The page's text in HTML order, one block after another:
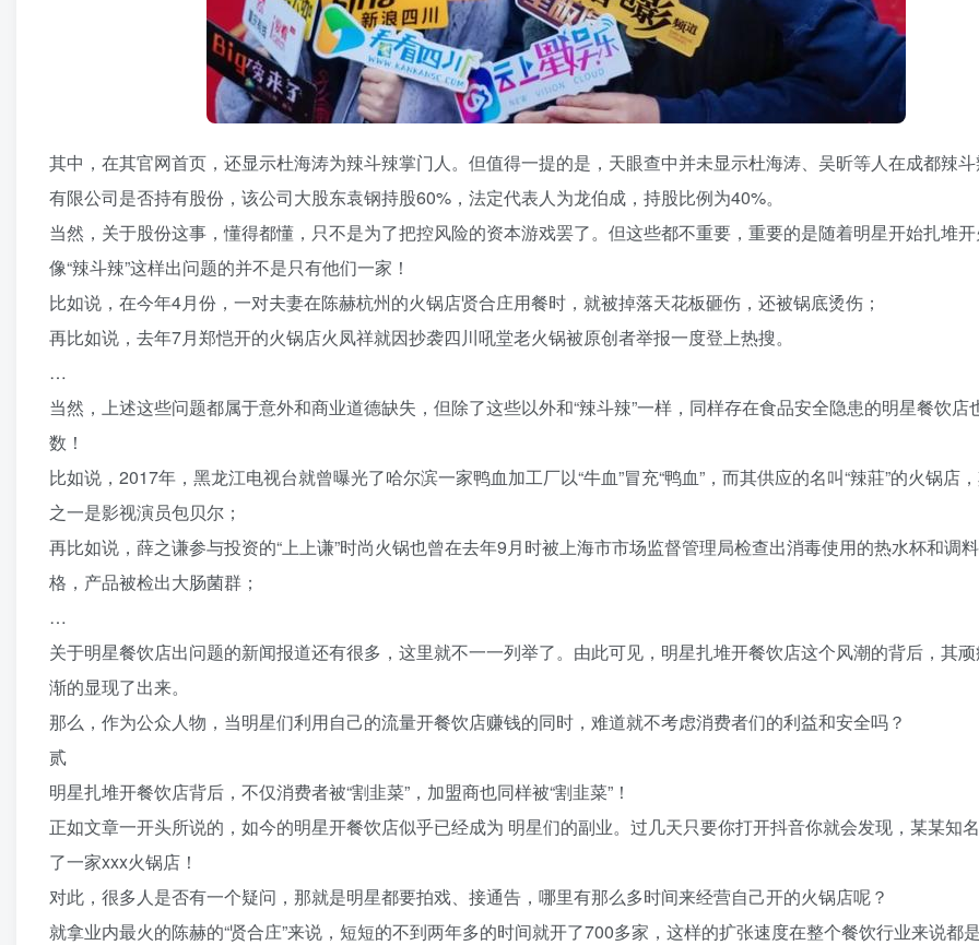
其中，在其官网首页，还显示杜海涛为辣斗辣掌门人。但值得一提的是，天眼查中并未显示杜海涛、吴昕等人在成都辣
有限公司是否持有股份，该公司大股东袁钢持股60%，法定代表人为龙伯成，持股比例为40%。
当然，关于股份这事，懂得都懂，只不是为了把控风险的资本游戏罢了。但这些都不重要，重要的是随着明星开始扎堆开
像“辣斗辣”这样出问题的并不是只有他们一家！
比如说，在今年4月份，一对夫妻在陈赫杭州的火锅店贤合庄用餐时，就被掉落天花板砸伤，还被锅底烫伤；
再比如说，去年7月郑恺开的火锅店火凤祥就因抄袭四川吼堂老火锅被原创者举报一度登上热搜。
…
当然，上述这些问题都属于意外和商业道德缺失，但除了这些以外和“辣斗辣”一样，同样存在食品安全隐患的明星餐饮店
数！
比如说，2017年，黑龙江电视台就曾曝光了哈尔滨一家鸭血加工厂以“牛血”冒充“鸭血”，而其供应的名叫“辣莊”的火锅店
之一是影视演员包贝尔；
再比如说，薛之谦参与投资的“上上谦”时尚火锅也曾在去年9月时被上海市市场监督管理局检查出消毒使用的热水杯和调
格，产品被检出大肠菌群；
…
关于明星餐饮店出问题的新闻报道还有很多，这里就不一一列举了。由此可见，明星扎堆开餐饮店这个风潮的背后，其
渐的显现了出来。
那么，作为公众人物，当明星们利用自己的流量开餐饮店赚钱的同时，难道就不考虑消费者们的利益和安全吗？
贰
明星扎堆开餐饮店背后，不仅消费者被“割韭菜”，加盟商也同样被“割韭菜”！
正如文章一开头所说的，如今的明星开餐饮店似乎已经成为 明星们的副业。过几天只要你打开抖音你就会发现，某某知
了一家xxx火锅店！
对此，很多人是否有一个疑问，那就是明星都要拍戏、接通告，哪里有那么多时间来经营自己开的火锅店呢？
就拿业内最火的陈赫的“贤合庄”来说，短短的不到两年多的时间就开了700多家，这样的扩张速度在整个餐饮行业来说都